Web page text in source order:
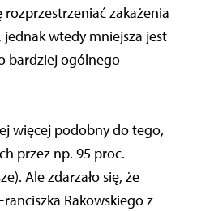
rozprzestrzeniać zakażenia
jednak wtedy mniejsza jest
bardziej ogólnego
więcej podobny do tego,
przez np. 95 proc.
Ale zdarzało się, że
Rakowskiego z